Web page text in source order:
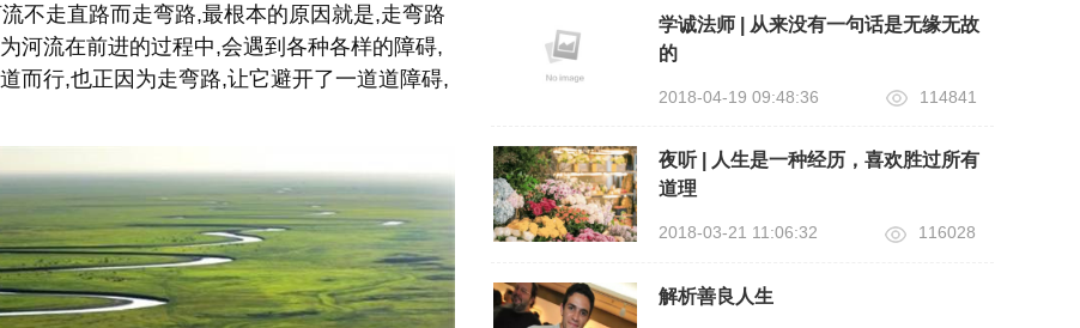
不走直路而走弯路,最根本的原因就是,走弯路
河流在前进的过程中,会遇到各种各样的障碍,
而行,也正因为走弯路,让它避开了一道道障碍,
学诚法师 | 从来没有一句话是无缘无故
的
2018-04-19 09:48:36 114841
夜听 | 人生是一种经历，喜欢胜过所有
道理
2018-03-21 11:06:32 116028
解析善良人生